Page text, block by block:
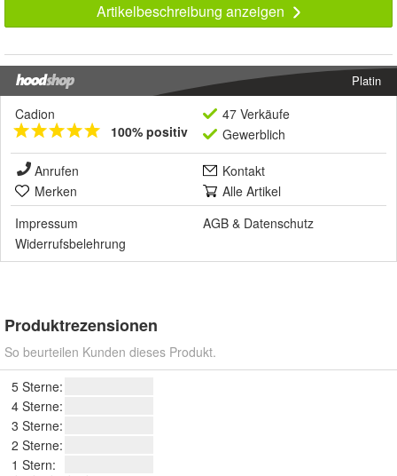
Artikelbeschreibung anzeigen
Platin
Cadion
100% positiv
47 Verkäufe
Gewerblich
Anrufen
Kontakt
Merken
Alle Artikel
Impressum
AGB & Datenschutz
Widerrufsbelehrung
Produktrezensionen
So beurteilen Kunden dieses Produkt.
5 Sterne:
4 Sterne:
3 Sterne:
2 Sterne:
1 Stern: